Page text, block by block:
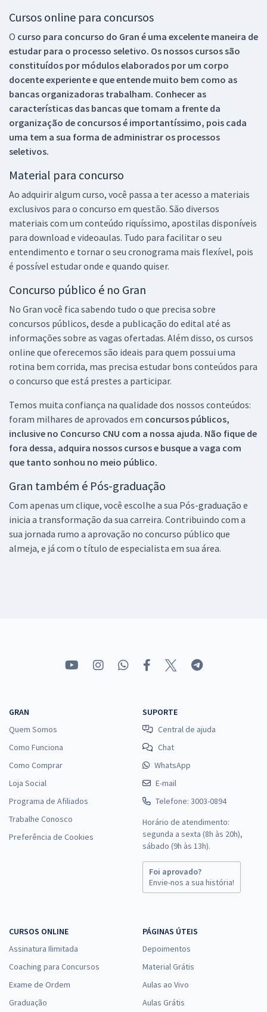
Cursos online para concursos
O curso para concurso do Gran é uma excelente maneira de
estudar para o processo seletivo. Os nossos cursos são
constituídos por módulos elaborados por um corpo
docente experiente e que entende muito bem como as
bancas organizadoras trabalham. Conhecer as
características das bancas que tomam a frente da
organização de concursos é importantíssimo, pois cada
uma tem a sua forma de administrar os processos
seletivos.
Material para concurso
Ao adquirir algum curso, você passa a ter acesso a materiais
exclusivos para o concurso em questão. São diversos
materiais com um conteúdo riquíssimo, apostilas disponíveis
para download e videoaulas. Tudo para facilitar o seu
entendimento e tornar o seu cronograma mais flexível, pois
é possível estudar onde e quando quiser.
Concurso público é no Gran
No Gran você fica sabendo tudo o que precisa sobre
concursos públicos, desde a publicação do edital até as
informações sobre as vagas ofertadas. Além disso, os cursos
online que oferecemos são ideais para quem possui uma
rotina bem corrida, mas precisa estudar bons conteúdos para
o concurso que está prestes a participar.
Temos muita confiança na qualidade dos nossos conteúdos:
foram milhares de aprovados em concursos públicos,
inclusive no Concurso CNU com a nossa ajuda. Não fique de
fora dessa, adquira nossos cursos e busque a vaga com
que tanto sonhou no meio público.
Gran também é Pós-graduação
Com apenas um clique, você escolhe a sua Pós-graduação e
inicia a transformação da sua carreira. Contribuindo com a
sua jornada rumo a aprovação no concurso público que
almeja, e já com o título de especialista em sua área.
GRAN
Quem Somos
Como Funciona
Como Comprar
Loja Social
Programa de Afiliados
Trabalhe Conosco
Preferência de Cookies
SUPORTE
Central de ajuda
Chat
WhatsApp
E-mail
Telefone: 3003-0894
Horário de atendimento:
segunda a sexta (8h às 20h),
sábado (9h às 13h).
Foi aprovado?
Envie-nos a sua história!
CURSOS ONLINE
Assinatura Ilimitada
Coaching para Concursos
Exame de Ordem
Graduação
PÁGINAS ÚTEIS
Depoimentos
Material Grátis
Aulas ao Vivo
Aulas Grátis